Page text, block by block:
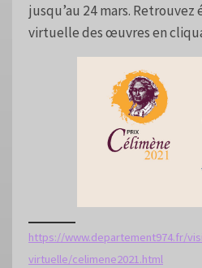
jusqu’au 24 mars.
virtuelle des œuvres en
https://www.departement974.fr/
virtuelle/celimene2021.html